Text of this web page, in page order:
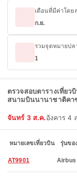
เดือนที่มีค่าโดย
ก.ย.
รวมจุดหมายปล
1
ตรวจสอบตารางเที่ยว
สนามบินนานาชาติคา
จันทร์ 3 ส.ค.อังคาร 4
หมายเลขเที่ยวบิน รุ่นขอ
AT9901 Airbus